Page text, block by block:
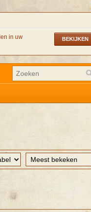
BEKIJKEN
in uw